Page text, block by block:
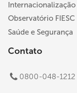
Internacionalização
Observatório FIESC
Saúde e Segurança
Contato
0800-048-1212